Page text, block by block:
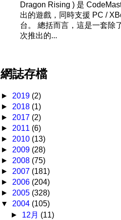
Dragon Rising ) 是
出的遊戲，同時支援 PC /
台。 總括而言，這是一套除
次推出的...
網誌存檔
► 2019 (2)
► 2018 (1)
► 2017 (2)
► 2011 (6)
► 2010 (13)
► 2009 (28)
► 2008 (75)
► 2007 (181)
► 2006 (204)
► 2005 (328)
▼ 2004 (105)
► 12月 (11)